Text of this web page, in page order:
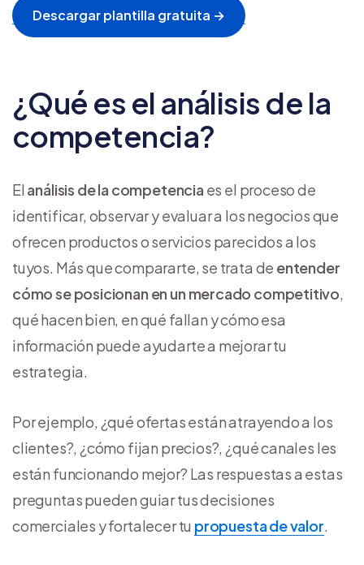
Descargar plantilla gratuita →
¿Qué es el análisis de la
competencia?
El análisis de la competencia es el proceso de
identificar, observar y evaluar a los negocios que
ofrecen productos o servicios parecidos a los
tuyos. Más que compararte, se trata de entender
cómo se posicionan en un mercado competitivo,
qué hacen bien, en qué fallan y cómo esa
información puede ayudarte a mejorar tu
estrategia.
Por ejemplo, ¿qué ofertas están atrayendo a los
clientes?, ¿cómo fijan precios?, ¿qué canales les
están funcionando mejor? Las respuestas a estas
preguntas pueden guiar tus decisiones
comerciales y fortalecer tu propuesta de valor.